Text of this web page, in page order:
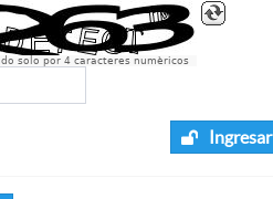
solo por 4 caracteres numèricos
Ingresar